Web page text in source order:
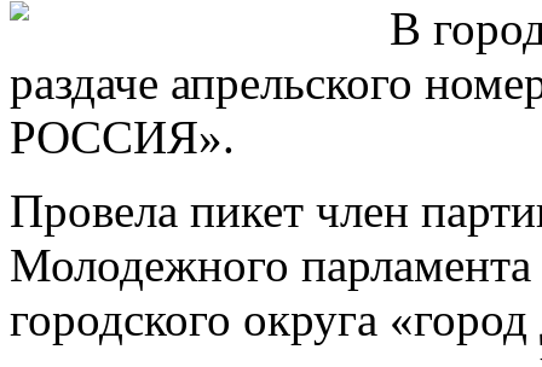
В
раздаче апрельского
РОССИЯ».
Провела пикет член
Молодежного
городского округа